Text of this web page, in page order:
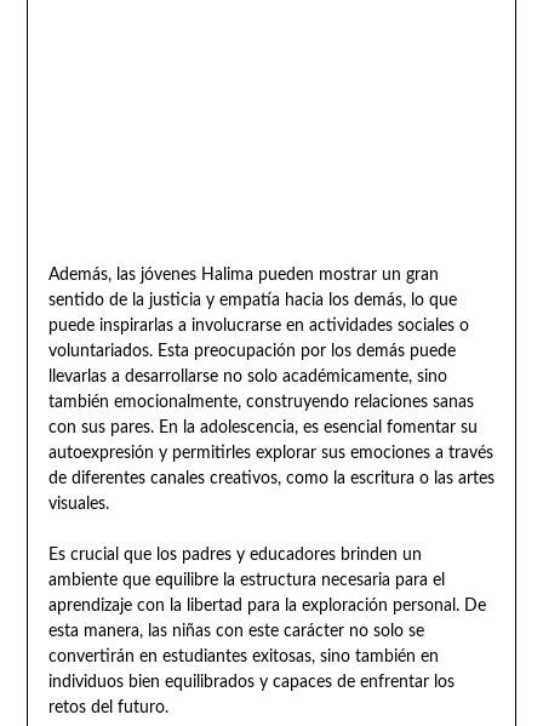
Además, las jóvenes Halima pueden mostrar un gran
sentido de la justicia y empatía hacia los demás, lo que
puede inspirarlas a involucrarse en actividades sociales o
voluntariados. Esta preocupación por los demás puede
llevarlas a desarrollarse no solo académicamente, sino
también emocionalmente, construyendo relaciones sanas
con sus pares. En la adolescencia, es esencial fomentar su
autoexpresión y permitirles explorar sus emociones a través
de diferentes canales creativos, como la escritura o las artes
visuales.
Es crucial que los padres y educadores brinden un
ambiente que equilibre la estructura necesaria para el
aprendizaje con la libertad para la exploración personal. De
esta manera, las niñas con este carácter no solo se
convertirán en estudiantes exitosas, sino también en
individuos bien equilibrados y capaces de enfrentar los
retos del futuro.